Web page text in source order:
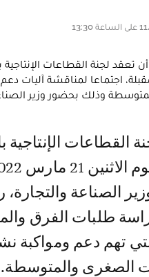
تعقد لجنة القطاعات
اجتماعا لمناقشة آليات
وذلك بحضور وزير
الصناعة
طلبات الفرق
التي تهم دعم ومواكبة
الصغرى والمتوسطة.